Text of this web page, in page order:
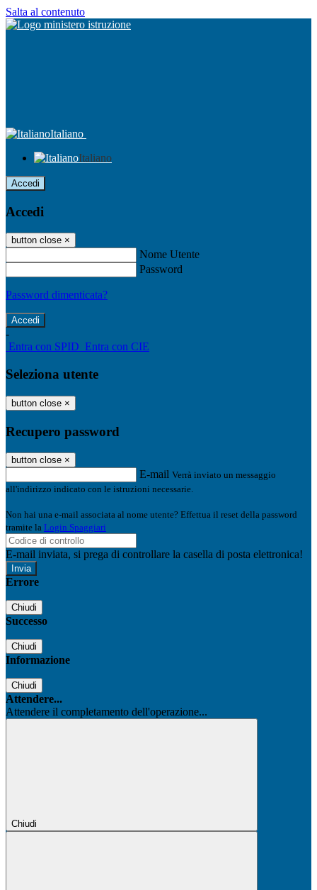
Salta al contenuto
Italiano
Italiano
Accedi
Accedi
button close ×
Nome Utente
Password
Password dimenticata?
-
Entra con SPID Entra con CIE
Seleziona utente
button close ×
Recupero password
button close ×
E-mail Verrà inviato un messaggio
all'indirizzo indicato con le istruzioni necessarie.
Non hai una e-mail associata al nome utente? Effettua il reset della password
tramite la Login Spaggiari
E-mail inviata, si prega di controllare la casella di posta elettronica!
Errore
Chiudi
Successo
Chiudi
Informazione
Chiudi
Attendere...
Attendere il completamento dell'operazione...
Chiudi